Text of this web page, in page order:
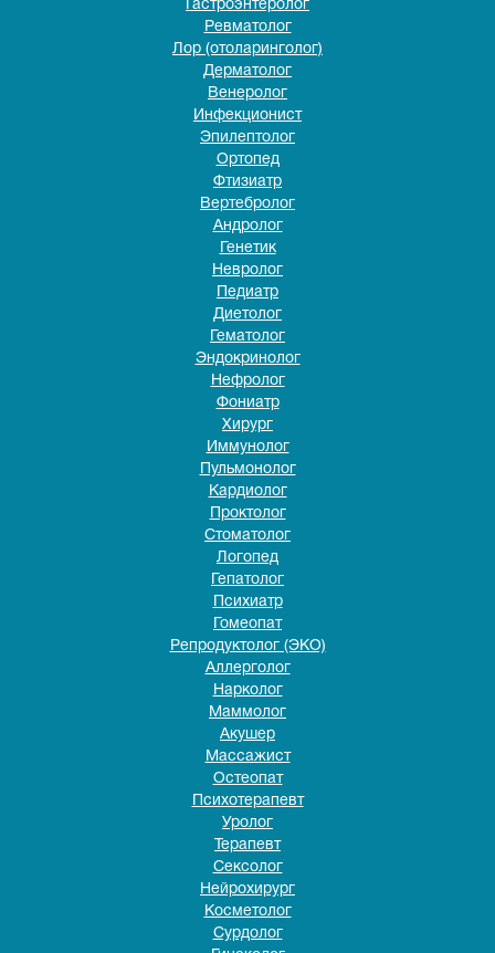
Гастроэнтеролог
Ревматолог
Лор (отоларинголог)
Дерматолог
Венеролог
Инфекционист
Эпилептолог
Ортопед
Фтизиатр
Вертебролог
Андролог
Генетик
Невролог
Педиатр
Диетолог
Гематолог
Эндокринолог
Нефролог
Фониатр
Хирург
Иммунолог
Пульмонолог
Кардиолог
Проктолог
Стоматолог
Логопед
Гепатолог
Психиатр
Гомеопат
Репродуктолог (ЭКО)
Аллерголог
Нарколог
Маммолог
Акушер
Массажист
Остеопат
Психотерапевт
Уролог
Терапевт
Сексолог
Нейрохирург
Косметолог
Сурдолог